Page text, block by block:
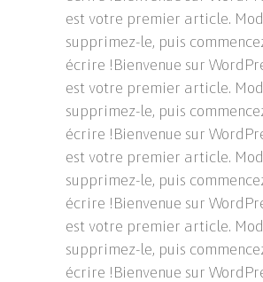
est votre premier article.
supprimez-le, puis
écrire !Bienvenue sur
est votre premier article.
supprimez-le, puis
écrire !Bienvenue sur
est votre premier article.
supprimez-le, puis
écrire !Bienvenue sur
est votre premier article.
supprimez-le, puis
écrire !Bienvenue sur